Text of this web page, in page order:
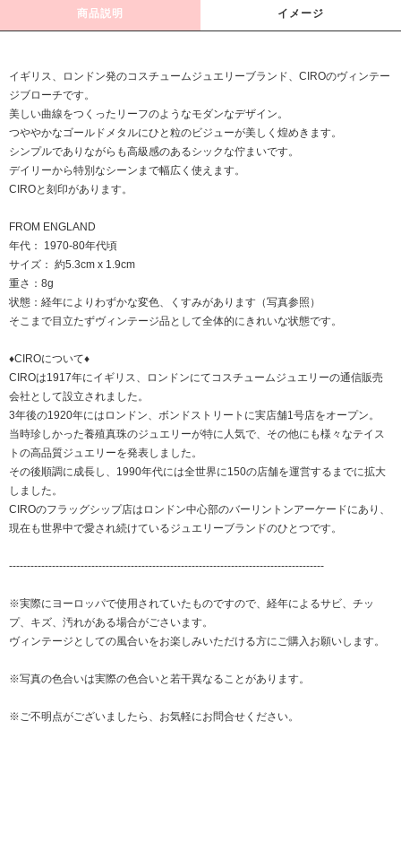
商品説明 イメージ
イギリス、ロンドン発のコスチュームジュエリーブランド、CIROのヴィンテー
ジブローチです。
美しい曲線をつくったリーフのようなモダンなデザイン。
つややかなゴールドメタルにひと粒のビジューが美しく煌めきます。
シンプルでありながらも高級感のあるシックな佇まいです。
デイリーから特別なシーンまで幅広く使えます。
CIROと刻印があります。
FROM ENGLAND
年代： 1970-80年代頃
サイズ： 約5.3cm x 1.9cm
重さ：8g
状態：経年によりわずかな変色、くすみがあります（写真参照）
そこまで目立たずヴィンテージ品として全体的にきれいな状態です。
♦CIROについて♦
CIROは1917年にイギリス、ロンドンにてコスチュームジュエリーの通信販売
会社として設立されました。
3年後の1920年にはロンドン、ボンドストリートに実店舗1号店をオープン。
当時珍しかった養殖真珠のジュエリーが特に人気で、その他にも様々なテイス
トの高品質ジュエリーを発表しました。
その後順調に成長し、1990年代には全世界に150の店舗を運営するまでに拡大
しました。
CIROのフラッグシップ店はロンドン中心部のバーリントンアーケードにあり、
現在も世界中で愛され続けているジュエリーブランドのひとつです。
----------------------------------------------------------------------------------------
※実際にヨーロッパで使用されていたものですので、経年によるサビ、チッ
プ、キズ、汚れがある場合がごさいます。
ヴィンテージとしての風合いをお楽しみいただける方にご購入お願いします。
※写真の色合いは実際の色合いと若干異なることがあります。
※ご不明点がございましたら、お気軽にお問合せください。